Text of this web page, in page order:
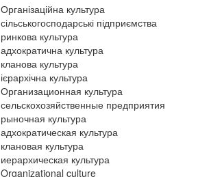
Організаційна культура
сільськогосподарські підприємства
ринкова культура
адхократична культура
кланова культура
ієрархічна культура
Организационная культура
сельскохозяйственные предприятия
рыночная культура
адхократическая культура
клановая культура
иерархическая культура
Organizational culture